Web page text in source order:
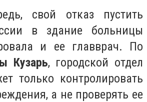
свой отказ пустить
в здание больницы
и ее главврач. По
Кузарь, городской отдел
только контролировать
а не проверять ее